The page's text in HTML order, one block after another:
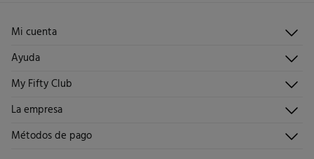
Mi cuenta
Iniciar sesión
Registrarme
Direcciones de envío
Hazte socio
Ayuda
Atención al cliente
Envíanos un email
Preguntas frecuentes
Promociones vigentes
My Fifty Club
Descúbrelo
¡Únete!
La empresa
¿Quiénes somos?
Trabaja con nosotros
Métodos de pago